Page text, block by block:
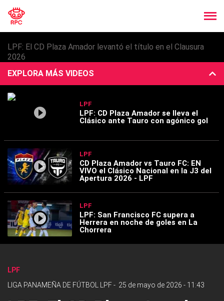
LPF: El CD Plaza Amador levantó el título en el Clausura
2026
EXPLORA MÁS VIDEOS
LPF
LPF: CD Plaza Amador se lleva el
Clásico ante Tauro con agónico gol
LPF
CD Plaza Amador vs Tauro FC: EN
VIVO el Clásico Nacional en la J3 del
Apertura 2026 - LPF
LPF
LPF: San Francisco FC supera a
Herrera en noche de goles en La
Chorrera
LPF
LIGA PANAMEÑA DE FÚTBOL LPF- 25 de mayo de 2026 - 11:43